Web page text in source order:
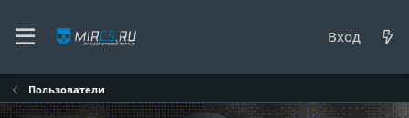
Вход
Пользователи